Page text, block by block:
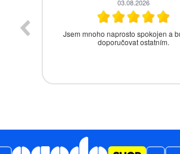
28.07.2026
Bezproblémová komunikace, rychlé
drobného problému.